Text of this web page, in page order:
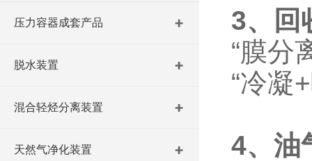
压力容器成套产品
脱水装置
混合轻烃分离装置
天然气净化装置
3、回
“膜分
“冷凝
4、油